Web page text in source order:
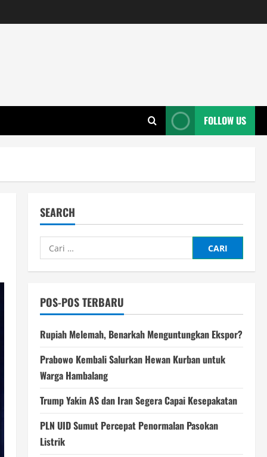
FOLLOW US
SEARCH
Cari
untuk:
POS-POS TERBARU
Rupiah Melemah, Benarkah Menguntungkan Ekspor?
Prabowo Kembali Salurkan Hewan Kurban untuk
Warga Hambalang
Trump Yakin AS dan Iran Segera Capai Kesepakatan
PLN UID Sumut Percepat Penormalan Pasokan
Listrik